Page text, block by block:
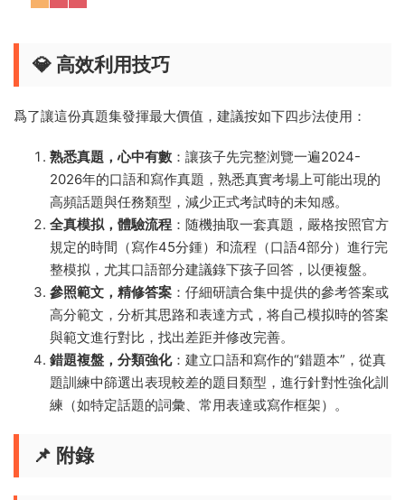
💎 高效利用技巧
爲了讓這份真題集發揮最大價值，建議按如下四步法使用：
熟悉真題，心中有數 ：讓孩子先完整浏覽一遍2024-
2026年的口語和寫作真題，熟悉真實考場上可能出現的
高頻話題與任務類型，減少正式考試時的未知感。
全真模拟，體驗流程 ：随機抽取一套真題，嚴格按照官方
規定的時間（寫作45分鍾）和流程（口語4部分）進行完
整模拟，尤其口語部分建議錄下孩子回答，以便複盤。
參照範文，精修答案 ：仔細研讀合集中提供的參考答案或
高分範文，分析其思路和表達方式，将自己模拟時的答案
與範文進行對比，找出差距并修改完善。
錯題複盤，分類強化：建立口語和寫作的“錯題本”，從真
題訓練中篩選出表現較差的題目類型，進行針對性強化訓
練（如特定話題的詞彙、常用表達或寫作框架）。
📌 附錄